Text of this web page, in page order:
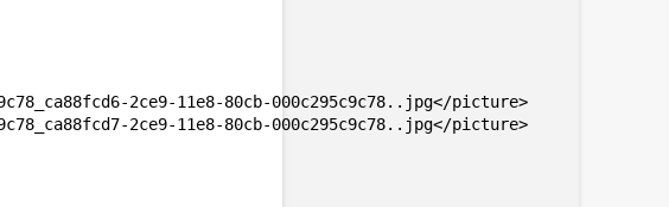
2ce9-11e8-80cb-000c295c9c78..jpg</picture>
2ce9-11e8-80cb-000c295c9c78..jpg</picture>